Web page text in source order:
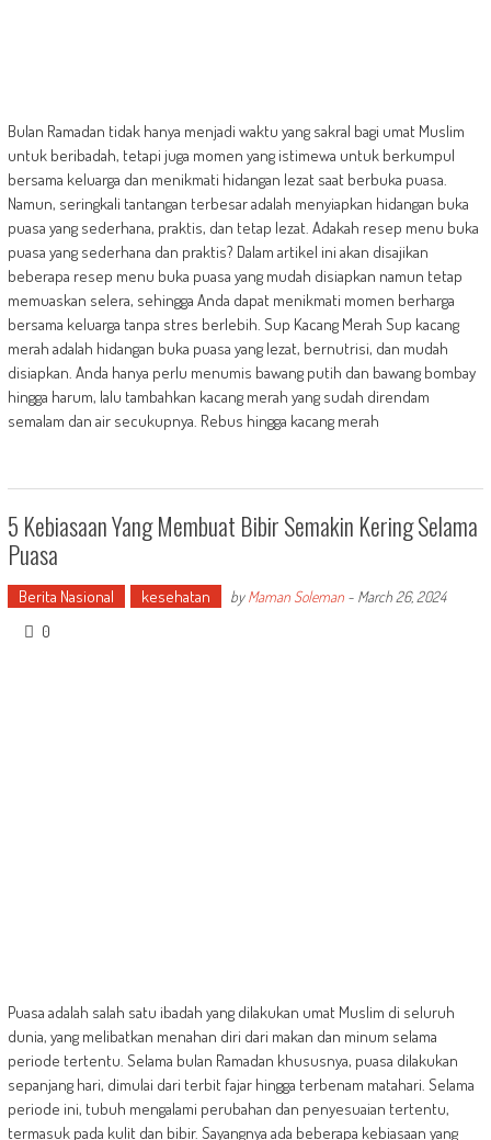
Bulan Ramadan tidak hanya menjadi waktu yang sakral bagi umat Muslim
untuk beribadah, tetapi juga momen yang istimewa untuk berkumpul
bersama keluarga dan menikmati hidangan lezat saat berbuka puasa.
Namun, seringkali tantangan terbesar adalah menyiapkan hidangan buka
puasa yang sederhana, praktis, dan tetap lezat. Adakah resep menu buka
puasa yang sederhana dan praktis? Dalam artikel ini akan disajikan
beberapa resep menu buka puasa yang mudah disiapkan namun tetap
memuaskan selera, sehingga Anda dapat menikmati momen berharga
bersama keluarga tanpa stres berlebih. Sup Kacang Merah Sup kacang
merah adalah hidangan buka puasa yang lezat, bernutrisi, dan mudah
disiapkan. Anda hanya perlu menumis bawang putih dan bawang bombay
hingga harum, lalu tambahkan kacang merah yang sudah direndam
semalam dan air secukupnya. Rebus hingga kacang merah
5 Kebiasaan Yang Membuat Bibir Semakin Kering Selama
Puasa
Berita Nasional kesehatan byMaman Soleman- March 26, 2024
0
Puasa adalah salah satu ibadah yang dilakukan umat Muslim di seluruh
dunia, yang melibatkan menahan diri dari makan dan minum selama
periode tertentu. Selama bulan Ramadan khususnya, puasa dilakukan
sepanjang hari, dimulai dari terbit fajar hingga terbenam matahari. Selama
periode ini, tubuh mengalami perubahan dan penyesuaian tertentu,
termasuk pada kulit dan bibir. Sayangnya ada beberapa kebiasaan yang